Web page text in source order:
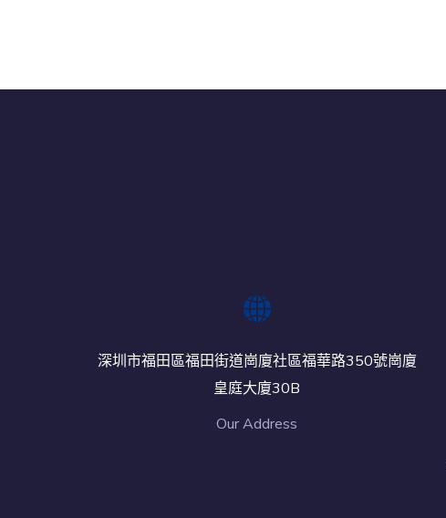
深圳市福田區福田街道崗廈社區福華路350號崗廈
皇庭大廈30B
Our Address